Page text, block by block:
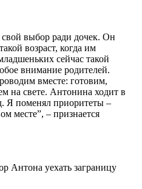
свой выбор ради дочек. Он
возраст, когда им
сейчас такой
внимание родителей.
вместе: готовим,
на свете. Антонина ходит в
Я поменял приоритеты –
месте”, – признается
Антона уехать заграницу